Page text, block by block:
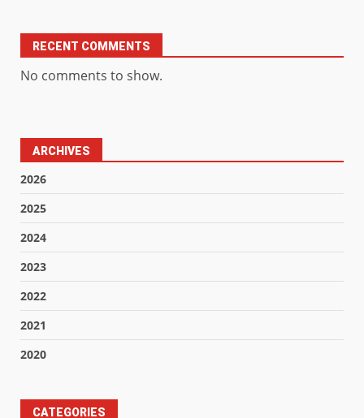
RECENT COMMENTS
No comments to show.
ARCHIVES
2026
2025
2024
2023
2022
2021
2020
CATEGORIES